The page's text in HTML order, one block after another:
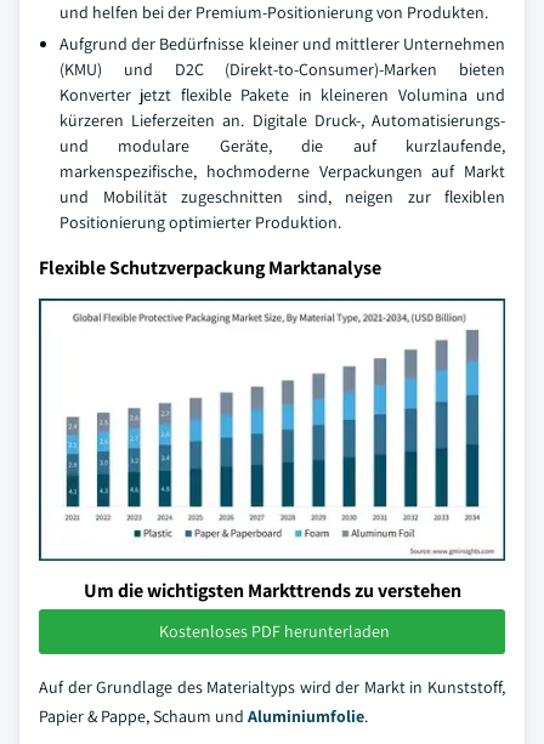
und helfen bei der Premium-Positionierung von Produkten.
Aufgrund der Bedürfnisse kleiner und mittlerer Unternehmen
(KMU) und D2C (Direkt-to-Consumer)-Marken bieten
Konverter jetzt flexible Pakete in kleineren Volumina und
kürzeren Lieferzeiten an. Digitale Druck-, Automatisierungs-
und modulare Geräte, die auf kurzlaufende,
markenspezifische, hochmoderne Verpackungen auf Markt
und Mobilität zugeschnitten sind, neigen zur flexiblen
Positionierung optimierter Produktion.
Flexible Schutzverpackung Marktanalyse
Um die wichtigsten Markttrends zu verstehen
Kostenloses PDF herunterladen
Auf der Grundlage des Materialtyps wird der Markt in Kunststoff,
Papier & Pappe, Schaum und Aluminiumfolie.